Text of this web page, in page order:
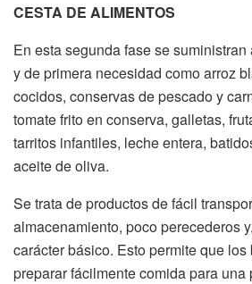
CESTA DE ALIMENTOS
En esta segunda fase se
y de primera necesidad como arroz
cocidos, conservas de pescado y
tomate frito en conserva, galletas,
tarritos infantiles, leche entera,
aceite de oliva.
Se trata de productos de fácil
almacenamiento, poco perecederos
carácter básico. Esto permite que
preparar fácilmente comida para una